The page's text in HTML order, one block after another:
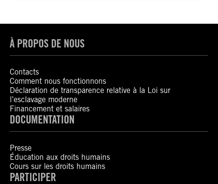
À PROPOS DE NOUS
Contacts
Comment nous fonctionnons
Déclaration de transparence relative à la Loi sur
l’esclavage moderne
Financement et salaires
DOCUMENTATION
Presse
Éducation aux droits humains
Cours sur les droits humains
PARTICIPER